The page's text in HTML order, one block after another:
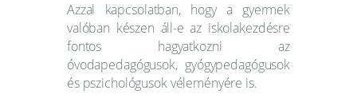
Azzal kapcsolatban, hogy a gyermek
valóban készen áll-e az iskolakezdésre
fontos hagyatkozni az
óvodapedagógusok, gyógypedagógusok
és pszichológusok véleményére is.